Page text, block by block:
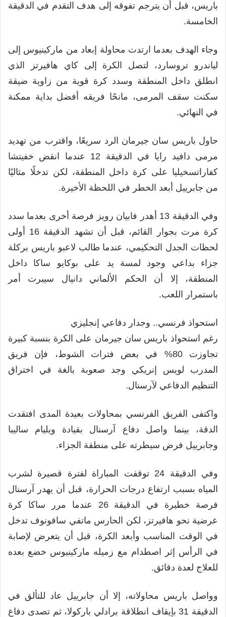
باريس، قبل أن يترجم تفوقه إلى هدف التقدم في الدقيقة
الخامسة.
وجاء الهدف بعدما ارتدت محاولة إبعاد من ماركينيوس إلى
لياندرو تروسارد، لتصل الكرة إلى كاي هافيرتز الذي
انطلق داخل المنطقة وسدد كرة قوية من زاوية ضيقة
سكنت سقف المرمى، مانحًا فريقه أفضل بداية ممكنة
في النهائي.
حاول باريس سان جيرمان الرد سريعًا، واقترب من تهديد
مرمى دافيد رايا في الدقيقة 12 عندما انقض خفيتشا
كفاراتسخيليا على كرة داخل المنطقة، لكن تدخلًا مثاليًا
من جابرييل أبعد الخطر في اللحظة الأخيرة.
وفي الدقيقة 13 أهدر فابيان رويز فرصة أخرى بعدما سدد
كرة مرت بجوار القائم، قبل أن تشهد الدقيقة 16 أولى
لحظات الجدل التحكيمي، عندما طالب لاعبو باريس بركلة
جزاء بداعي وجود لمسة يد على بوكايو ساكا داخل
المنطقة، إلا أن الحكم الألماني دانيال سيبرت أمر
باستمرار اللعب.
استحواذ فرنسي.. وجدار دفاعي إنجليزي
رغم استحواذ باريس سان جيرمان على الكرة بنسبة كبيرة
تجاوزت 80% في بعض فترات الشوط، فإن فريق
المدرب لويس إنريكي وجد صعوبة بالغة في اختراق
التنظيم الدفاعي لآرسنال.
واكتفى الفريق الفرنسي بمحاولات بعيدة المدى افتقدت
الدقة، بينما واصل دفاع آرسنال بقيادة ويليام ساليبا
وجابرييل فرض سيطرته على منطقة الجزاء.
وفي الدقيقة 24 توقفت المباراة لفترة قصيرة لشرب
المياه بسبب ارتفاع درجات الحرارة، قبل أن يهدر آرسنال
فرصة خطيرة في الدقيقة 26 عندما مرر ساكا كرة
عرضية نحو هافيرتز، لكن الحارس ماتفي سافونوف تدخل
في الوقت المناسب وأبعد الكرة، قبل أن يتعرض لإصابة
في الرأس إثر اصطدام مع زميله ماركينيوس خضع بعده
للعلاج لعدة دقائق.
وواصل باريس محاولاته، إلا أن جابرييل عاد للتألق في
الدقيقة 31 بإيقاف انطلاقة برادلي باركولا، ثم تصدى دفاع